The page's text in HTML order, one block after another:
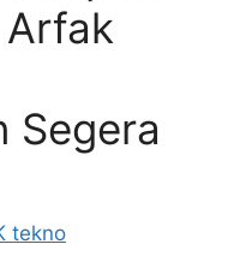
Arfak
Segera
tekno